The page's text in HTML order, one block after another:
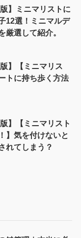
】ミニマリストに
12選！ミニマルデ
厳選して紹介。
】【ミニマリス
トに持ち歩く方法
】【ミニマリスト
】気を付けないと
れてしまう？